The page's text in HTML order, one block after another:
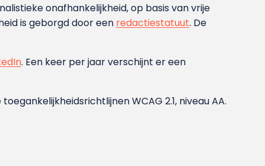
onafhankelijkheid, op basis van vrije
is geborgd door een redactiestatuut. De
. Een keer per jaar verschijnt er een
WCAG 2.1, niveau AA.